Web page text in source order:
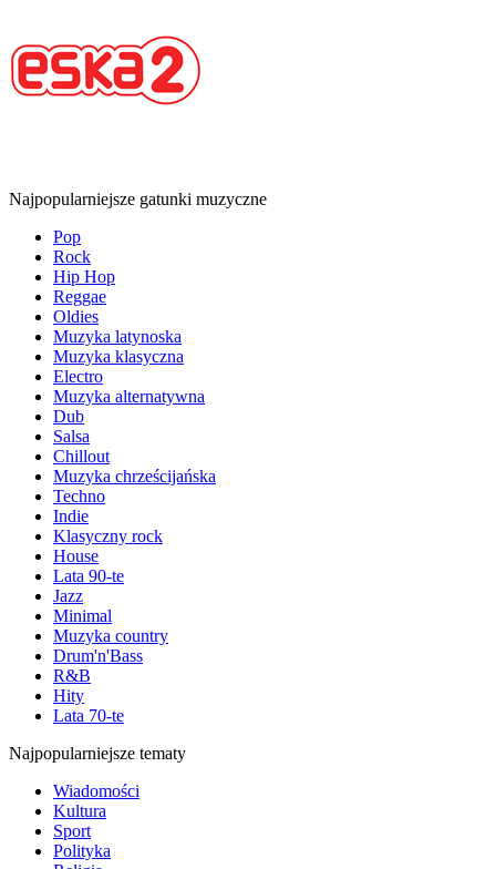
Najpopularniejsze gatunki muzyczne
Pop
Rock
Hip Hop
Reggae
Oldies
Muzyka latynoska
Muzyka klasyczna
Electro
Muzyka alternatywna
Dub
Salsa
Chillout
Muzyka chrześcijańska
Techno
Indie
Klasyczny rock
House
Lata 90-te
Jazz
Minimal
Muzyka country
Drum'n'Bass
R&B
Hity
Lata 70-te
Najpopularniejsze tematy
Wiadomości
Kultura
Sport
Polityka